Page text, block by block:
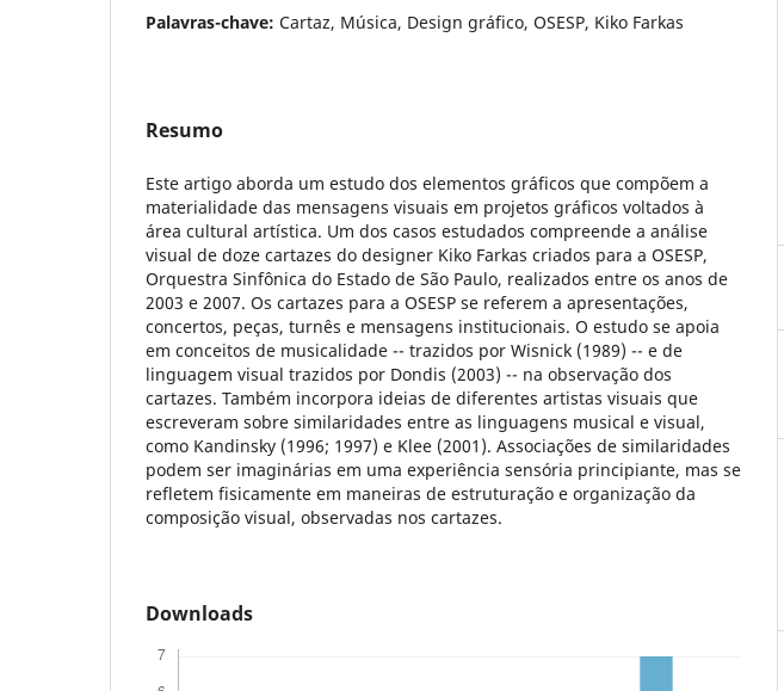
Palavras-chave: Cartaz, Música, Design gráfico, OSESP, Kiko Farkas
Resumo
Este artigo aborda um estudo dos elementos gráficos que compõem a
materialidade das mensagens visuais em projetos gráficos voltados à
área cultural artística. Um dos casos estudados compreende a análise
visual de doze cartazes do designer Kiko Farkas criados para a OSESP,
Orquestra Sinfônica do Estado de São Paulo, realizados entre os anos de
2003 e 2007. Os cartazes para a OSESP se referem a apresentações,
concertos, peças, turnês e mensagens institucionais. O estudo se apoia
em conceitos de musicalidade -- trazidos por Wisnick (1989) -- e de
linguagem visual trazidos por Dondis (2003) -- na observação dos
cartazes. Também incorpora ideias de diferentes artistas visuais que
escreveram sobre similaridades entre as linguagens musical e visual,
como Kandinsky (1996; 1997) e Klee (2001). Associações de similaridades
podem ser imaginárias em uma experiência sensória principiante, mas se
refletem fisicamente em maneiras de estruturação e organização da
composição visual, observadas nos cartazes.
Downloads